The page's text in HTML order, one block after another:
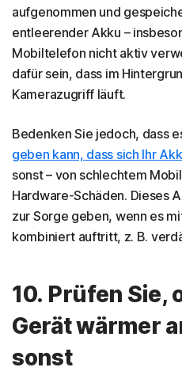
aufgenommen und
entleerender Akku –
Mobiltelefon nicht aktiv
dafür sein, dass im
Kamerazugriff läuft.
Bedenken Sie jedoch, dass
geben kann, dass sich Ihr
sonst – von schlechtem
Hardware-Schäden. Dieses
zur Sorge geben, wenn es
kombiniert auftritt, z. B.
10. Prüfen Sie,
Gerät wärmer
sonst